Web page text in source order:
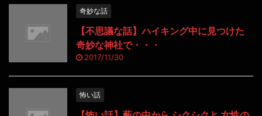
奇妙な話
【不思議な話】ハイキング中に見つけた
奇妙な神社で・・・
2017/11/30
怖い話